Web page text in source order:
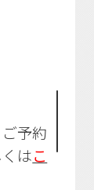
予約
はこ